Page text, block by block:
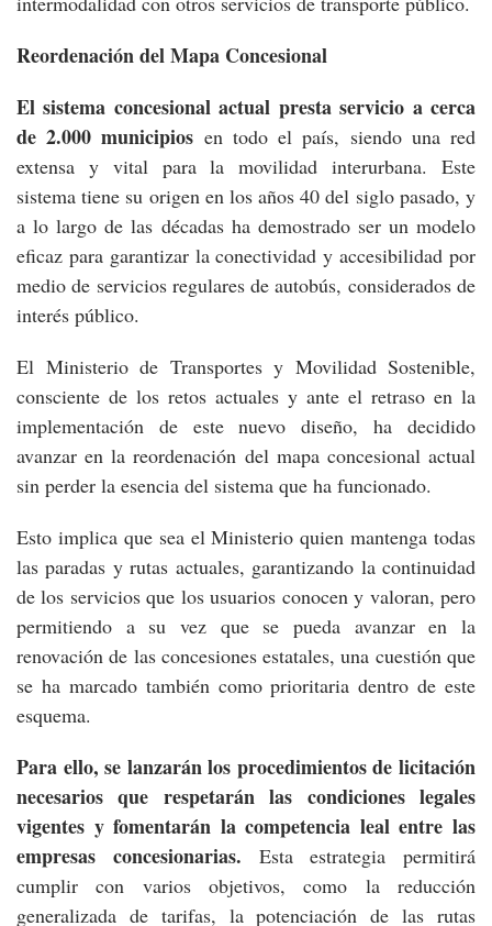
Reordenación del Mapa Concesional
El sistema concesional actual presta servicio a cerca
de 2.000 municipios en todo el país, siendo una red
extensa y vital para la movilidad interurbana. Este
sistema tiene su origen en los años 40 del siglo pasado, y
a lo largo de las décadas ha demostrado ser un modelo
eficaz para garantizar la conectividad y accesibilidad por
medio de servicios regulares de autobús, considerados de
interés público.
El Ministerio de Transportes y Movilidad Sostenible,
consciente de los retos actuales y ante el retraso en la
implementación de este nuevo diseño, ha decidido
avanzar en la reordenación del mapa concesional actual
sin perder la esencia del sistema que ha funcionado.
Esto implica que sea el Ministerio quien mantenga todas
las paradas y rutas actuales, garantizando la continuidad
de los servicios que los usuarios conocen y valoran, pero
permitiendo a su vez que se pueda avanzar en la
renovación de las concesiones estatales, una cuestión que
se ha marcado también como prioritaria dentro de este
esquema.
Para ello, se lanzarán los procedimientos de licitación
necesarios que respetarán las condiciones legales
vigentes y fomentarán la competencia leal entre las
empresas concesionarias. Esta estrategia permitirá
cumplir con varios objetivos, como la reducción
generalizada de tarifas, la potenciación de las rutas